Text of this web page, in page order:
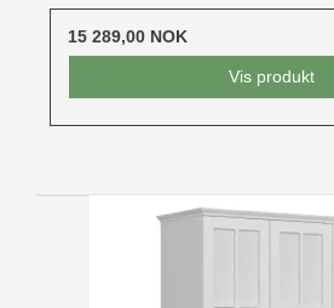
15 289,00 NOK
Vis produkt